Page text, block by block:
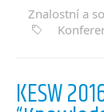
Znalostní a
KESW